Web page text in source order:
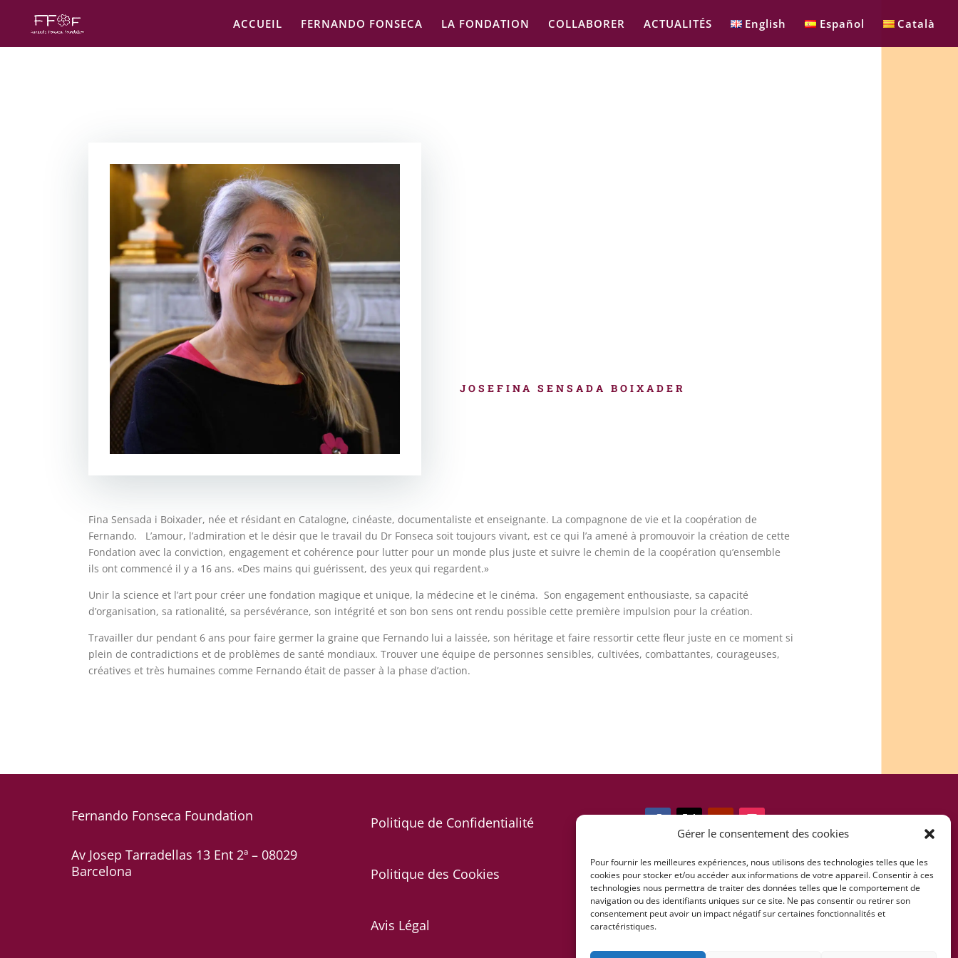
Gérer le consentement des cookies
Pour fournir les meilleures expériences, nous utilisons des technologies telles que les
cookies pour stocker et/ou accéder aux informations de votre appareil. Consentir à ces
technologies nous permettra de traiter des données telles que le comportement de
navigation ou des identifiants uniques sur ce site. Ne pas consentir ou retirer son
consentement peut avoir un impact négatif sur certaines fonctionnalités et
caractéristiques.
ACCUEIL FERNANDO FONSECA LA FONDATION COLLABORER ACTUALITÉS English Español Català
JOSEFINA SENSADA BOIXADER
Fina Sensada i Boixader, née et résidant en Catalogne, cinéaste, documentaliste et enseignante. La compagnone de vie et la coopération de
Fernando. L’amour, l’admiration et le désir que le travail du Dr Fonseca soit toujours vivant, est ce qui l’a amené à promouvoir la création de cette
Fondation avec la conviction, engagement et cohérence pour lutter pour un monde plus juste et suivre le chemin de la coopération qu’ensemble
ils ont commencé il y a 16 ans. «Des mains qui guérissent, des yeux qui regardent.»
Unir la science et l’art pour créer une fondation magique et unique, la médecine et le cinéma. Son engagement enthousiaste, sa capacité
d’organisation, sa rationalité, sa persévérance, son intégrité et son bon sens ont rendu possible cette première impulsion pour la création.
Travailler dur pendant 6 ans pour faire germer la graine que Fernando lui a laissée, son héritage et faire ressortir cette fleur juste en ce moment si
plein de contradictions et de problèmes de santé mondiaux. Trouver une équipe de personnes sensibles, cultivées, combattantes, courageuses,
créatives et très humaines comme Fernando était de passer à la phase d’action.
Fernando Fonseca Foundation
Av Josep Tarradellas 13 Ent 2ª – 08029
Barcelona
Politique de Confidentialité
Politique des Cookies
Avis Légal
Tél: +34 607 085 473